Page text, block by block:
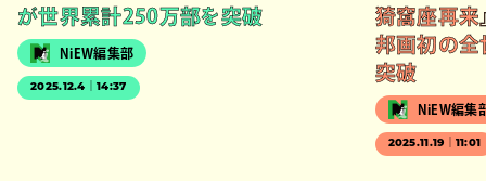
が世界累計250万部を突破
NiEW編集部
2025.12.4｜14:37
猗窩座再来
邦画初の
突破
NiEW編集
2025.11.19｜11:01